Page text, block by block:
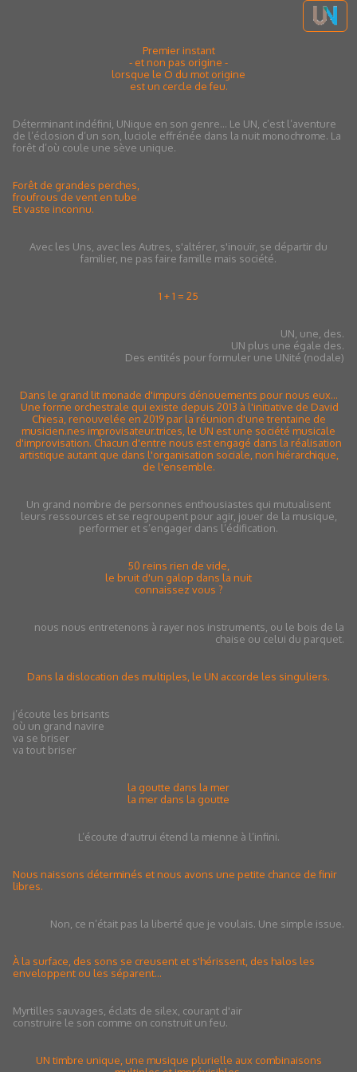
Premier instant
- et non pas origine -
lorsque le O du mot origine
est un cercle de feu.
Déterminant indéfini, UNique en son genre... Le UN, c’est l’aventure
de l’éclosion d’un son, luciole effrénée dans la nuit monochrome. La
forêt d’où coule une sève unique.
Forêt de grandes perches,
froufrous de vent en tube
Et vaste inconnu.
Avec les Uns, avec les Autres, s'altérer, s'inouïr, se départir du
familier, ne pas faire famille mais société.
1 + 1 = 25
UN, une, des.
UN plus une égale des.
Des entités pour formuler une UNité (nodale)
Dans le grand lit monade d'impurs dénouements pour nous eux…
Une forme orchestrale qui existe depuis 2013 à l'initiative de David
Chiesa, renouvelée en 2019 par la réunion d'une trentaine de
musicien.nes improvisateur.trices, le UN est une société musicale
d'improvisation. Chacun d'entre nous est engagé dans la réalisation
artistique autant que dans l'organisation sociale, non hiérarchique,
de l'ensemble.
Un grand nombre de personnes enthousiastes qui mutualisent
leurs ressources et se regroupent pour agir, jouer de la musique,
performer et s’engager dans l’édification.
50 reins rien de vide,
le bruit d'un galop dans la nuit
connaissez vous ?
nous nous entretenons à rayer nos instruments, ou le bois de la
chaise ou celui du parquet.
Dans la dislocation des multiples, le UN accorde les singuliers.
j’écoute les brisants
où un grand navire
va se briser
va tout briser
la goutte dans la mer
la mer dans la goutte
L’écoute d'autrui étend la mienne à l’infini.
Nous naissons déterminés et nous avons une petite chance de finir
libres.
Non, ce n’était pas la liberté que je voulais. Une simple issue.
À la surface, des sons se creusent et s'hérissent, des halos les
enveloppent ou les séparent…
Myrtilles sauvages, éclats de silex, courant d'air
construire le son comme on construit un feu.
UN timbre unique, une musique plurielle aux combinaisons